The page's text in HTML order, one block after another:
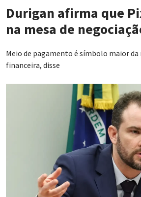
Durigan afirma que
na mesa de
Meio de pagamento é símbolo maior da
financeira, disse